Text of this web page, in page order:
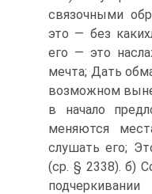
связочными
это — без
его — это
мечта; Дать
возможном
в начало
меняются
слушать его;
(ср. § 2338). б)